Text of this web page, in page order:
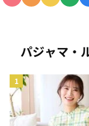
パジャマ・
1